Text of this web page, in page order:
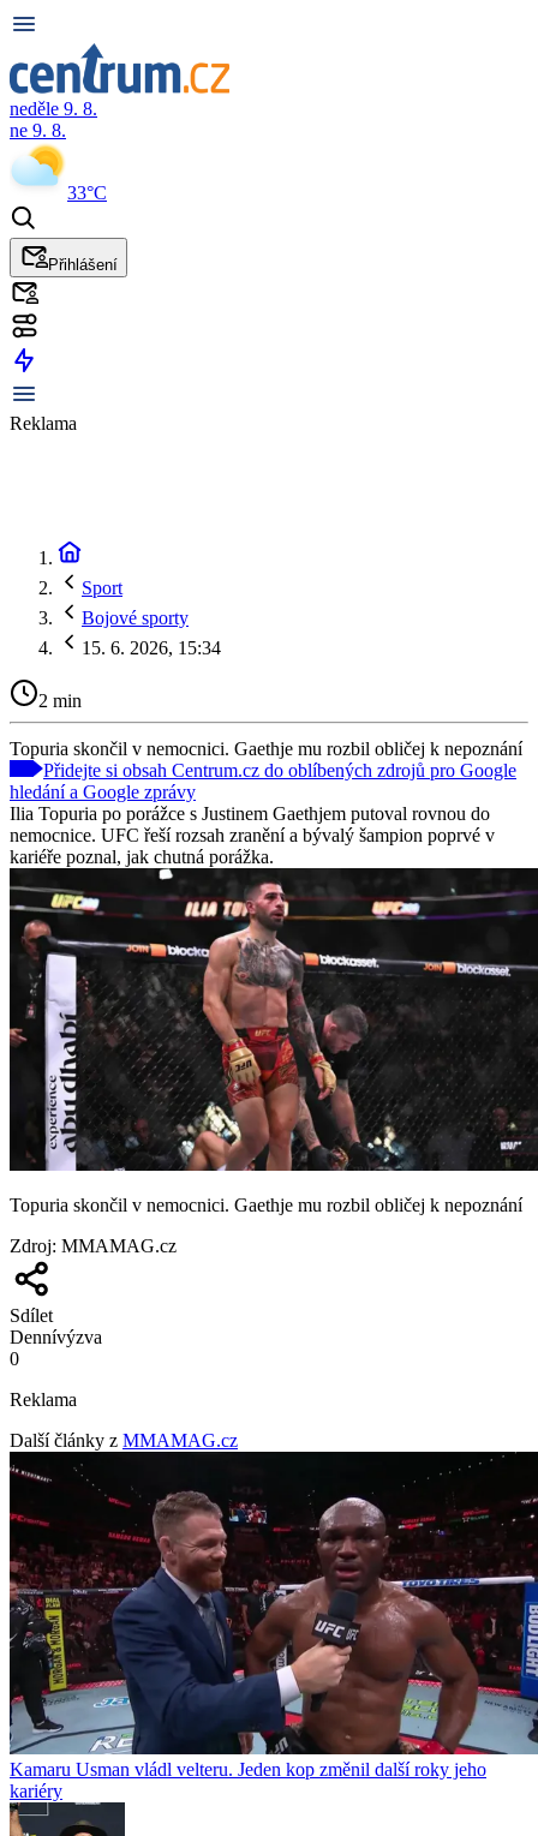
neděle 9. 8.
ne 9. 8.
33°C
Přihlášení
Reklama
Sport
Bojové sporty
15. 6. 2026, 15:34
2 min
Topuria skončil v nemocnici. Gaethje mu rozbil obličej k nepoznání
Přidejte si obsah Centrum.cz do oblíbených zdrojů pro Google
hledání a Google zprávy
Ilia Topuria po porážce s Justinem Gaethjem putoval rovnou do
nemocnice. UFC řeší rozsah zranění a bývalý šampion poprvé v
kariéře poznal, jak chutná porážka.
Topuria skončil v nemocnici. Gaethje mu rozbil obličej k nepoznání
Zdroj: MMAMAG.cz
Sdílet
Dennívýzva
0
Reklama
Další články z MMAMAG.cz
Kamaru Usman vládl velteru. Jeden kop změnil další roky jeho
kariéry